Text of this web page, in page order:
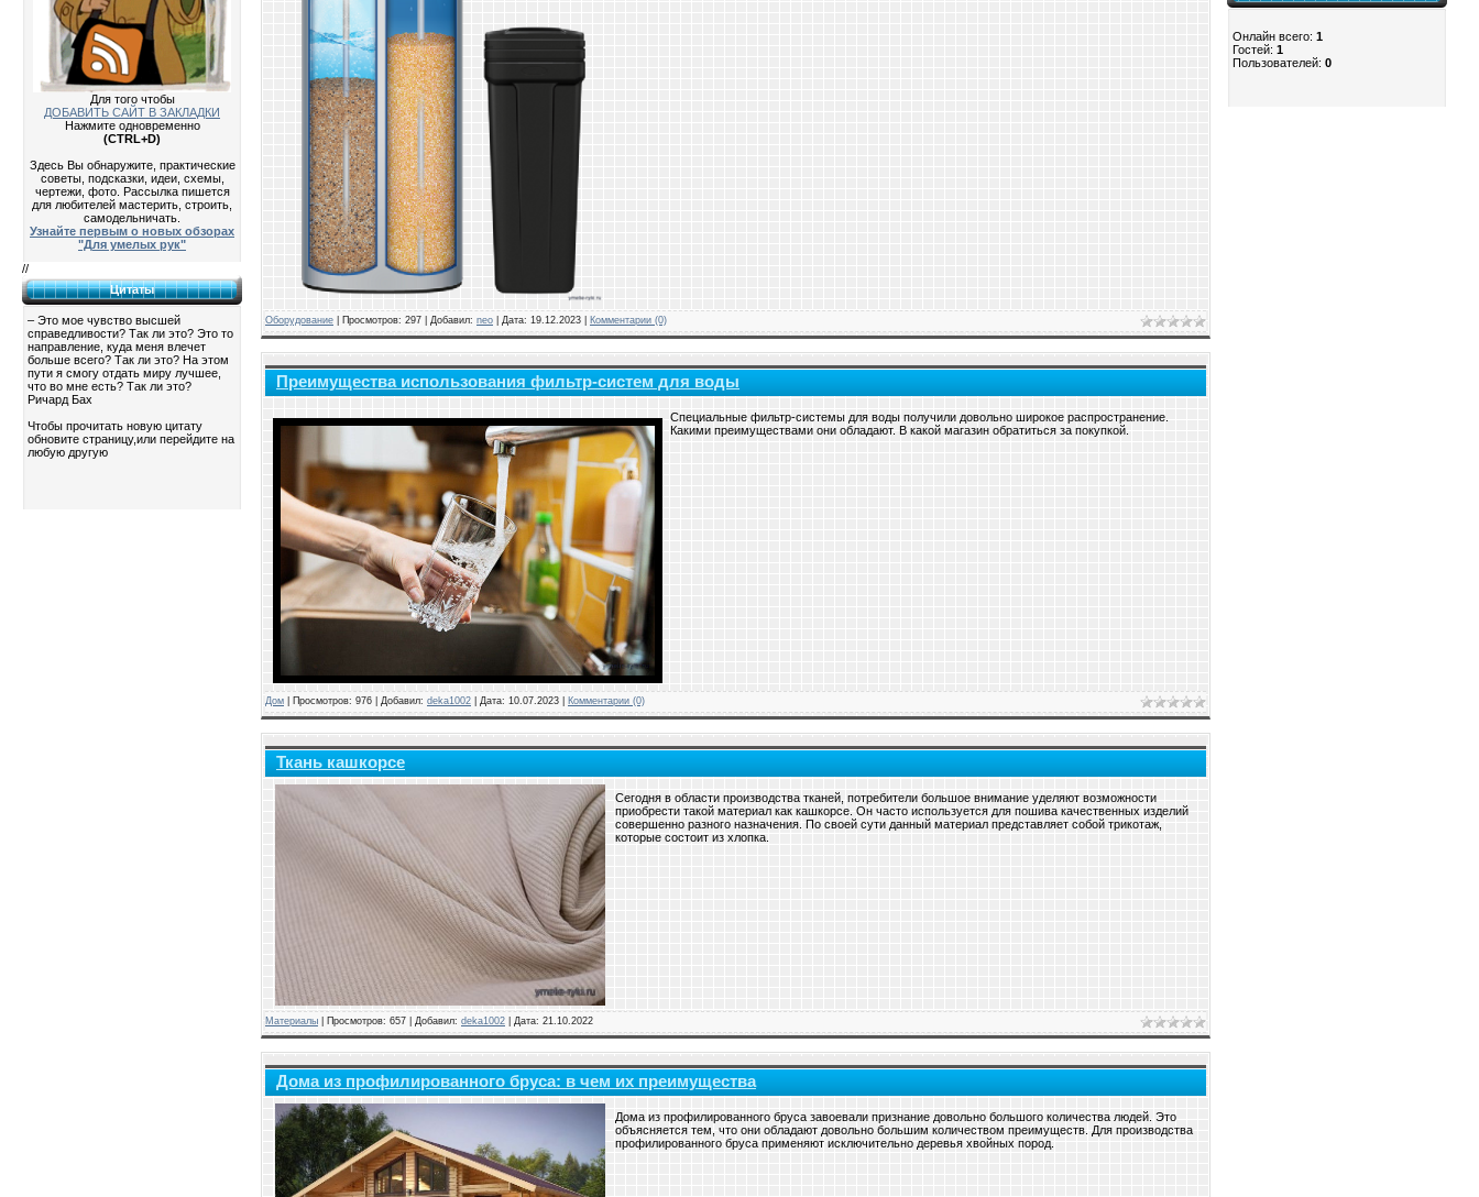
Для того чтобы
ДОБАВИТЬ САЙТ В ЗАКЛАДКИ
Нажмите одновременно
(CTRL+D)
Здесь Вы обнаружите, практические
советы, подсказки, идеи, схемы,
чертежи, фото. Рассылка пишется
для любителей мастерить, строить,
самодельничать.
Узнайте первым о новых обзорах
"Для умелых рук"
//
Цитаты
– Это мое чувство высшей
справедливости? Так ли это? Это то
направление, куда меня влечет
больше всего? Так ли это? На этом
пути я смогу отдать миру лучшее,
что во мне есть? Так ли это?
Ричард Бах
Чтобы прочитать новую цитату
обновите страницу,или перейдите на
любую другую
Оборудование Просмотров: 297 Добавил: neo Дата: 19.12.2023 Комментарии (0)
Преимущества использования фильтр-систем для воды
Специальные фильтр-системы для воды получили довольно широкое распространение.
Какими преимуществами они обладают. В какой магазин обратиться за покупкой.
Дом Просмотров: 976 Добавил: deka1002 Дата: 10.07.2023 Комментарии (0)
Ткань кашкорсе
Сегодня в области производства тканей, потребители большое внимание уделяют возможности
приобрести такой материал как кашкорсе. Он часто используется для пошива качественных изделий
совершенно разного назначения. По своей сути данный материал представляет собой трикотаж,
которые состоит из хлопка.
Материалы Просмотров: 657 Добавил: deka1002 Дата: 21.10.2022
Дома из профилированного бруса: в чем их преимущества
Дома из профилированного бруса завоевали признание довольно большого количества людей. Это
объясняется тем, что они обладают довольно большим количеством преимуществ. Для производства
профилированного бруса применяют исключительно деревья хвойных пород.
Онлайн всего: 1
Гостей: 1
Пользователей: 0